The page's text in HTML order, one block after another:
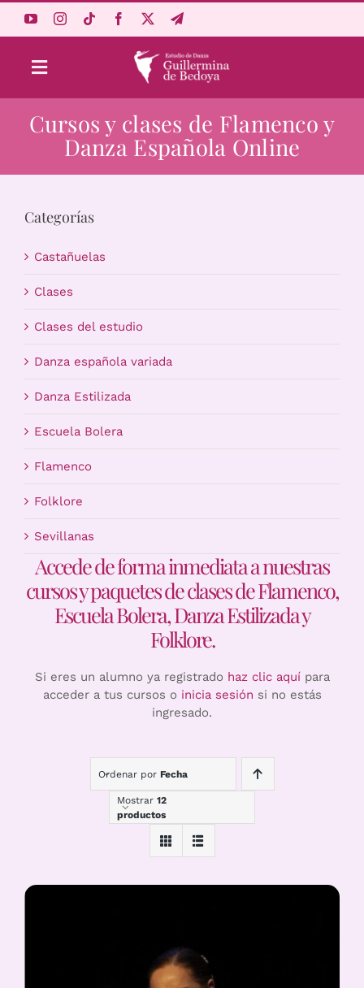
Toggle
Navigation
Aprende Online
Estudio
Carrito
Cursos y clases de Flamenco y
Danza Española Online
Categorías
Castañuelas
Clases
Clases del estudio
Danza española variada
Danza Estilizada
Escuela Bolera
Flamenco
Folklore
Sevillanas
Accede de forma inmediata a nuestras
cursos y paquetes de clases de Flamenco,
Escuela Bolera, Danza Estilizada y
Folklore.
Si eres un alumno ya registrado haz clic aquípara
acceder a tus cursos o inicia sesión si no estás
ingresado.
Ordenar por Fecha
Mostrar 12
productos